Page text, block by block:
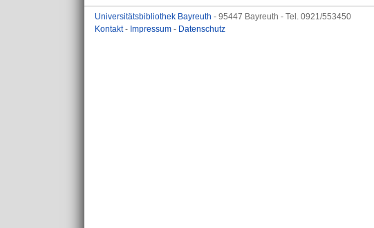
Universitätsbibliothek Bayreuth - 95447 Bayreuth - Tel. 0921/553450
Kontakt- Impressum - Datenschutz